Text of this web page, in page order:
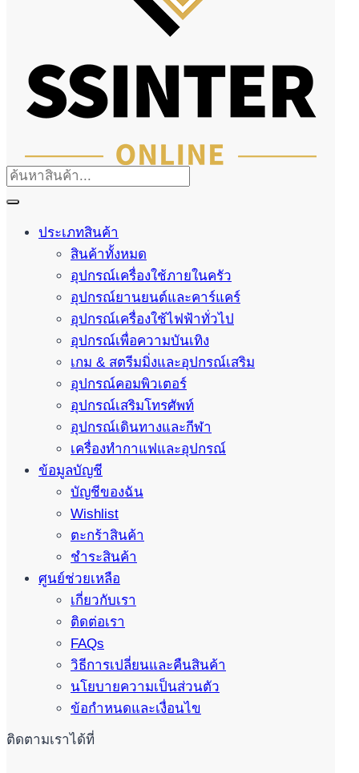
ประเภทสินค้า
สินค้าทั้งหมด
อุปกรณ์เครื่องใช้ภายในครัว
อุปกรณ์ยานยนต์และคาร์แคร์
อุปกรณ์เครื่องใช้ไฟฟ้าทั่วไป
อุปกรณ์เพื่อความบันเทิง
เกม & สตรีมมิ่งและอุปกรณ์เสริม
อุปกรณ์คอมพิวเตอร์
อุปกรณ์เสริมโทรศัพท์
อุปกรณ์เดินทางและกีฬา
เครื่องทำกาแฟและอุปกรณ์
ข้อมูลบัญชี
บัญชีของฉัน
Wishlist
ตะกร้าสินค้า
ชำระสินค้า
ศูนย์ช่วยเหลือ
เกี่ยวกับเรา
ติดต่อเรา
FAQs
วิธีการเปลี่ยนและคืนสินค้า
นโยบายความเป็นส่วนตัว
ข้อกำหนดและเงื่อนไข
ติดตามเราได้ที่